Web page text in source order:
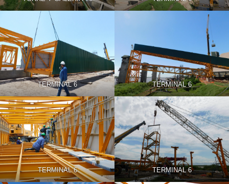
TERMINAL 6 TERMINAL 6
TERMINAL 6 TERMINAL 6